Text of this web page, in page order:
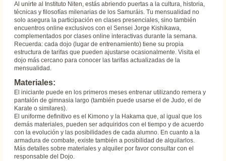
Al unirte al Instituto Niten, estás abriendo puertas a la cultura, historia,
técnicas y filosofías milenarias de los Samuráis. Tu mensualidad no
solo asegura la participación en clases presenciales, sino también
encuentros online exclusivos con el Sensei Jorge Kishikawa,
complementados por clases online interactivas durante la semana.
Recuerda: cada dojo (lugar de entrenamiento) tiene su propia
estructura de tarifas que pueden ajustarse ocasionalmente. Visita el
dojo más cercano para conocer las tarifas actualizadas de la
mensualidad.
Materiales:
El iniciante puede en los primeros meses entrenar utilizando remera y
pantalón de gimnasia largo (también puede usarse el de Judo, el de
Karate o similares).
El uniforme definitivo es el Kimono y la Hakama que, al igual que los
demás materiales, pueden ser adquiridos con el tiempo y de acuerdo
con la evolución y las posibilidades de cada alumno. En cuanto a la
armadura de combate, existe también a posibilidad de alquilarlos.
Más detalles sobre materiales y alquiler por favor consultar con el
responsable del Dojo.